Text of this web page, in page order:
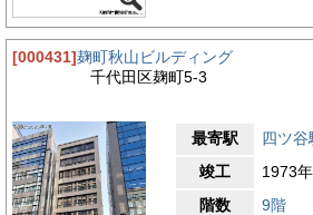
[000431]麹町秋山ビルディング
千代田区麹町5-3
最寄駅 四ツ谷
竣工
1973年
階数
9階